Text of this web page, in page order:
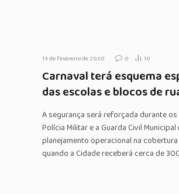
13 de fevereiro de 2020 0 10
Carnaval terá esquema
das escolas e blocos de
A segurança será reforçada durante
Polícia Militar e a Guarda Civil
planejamento operacional na
quando a Cidade receberá cerca de